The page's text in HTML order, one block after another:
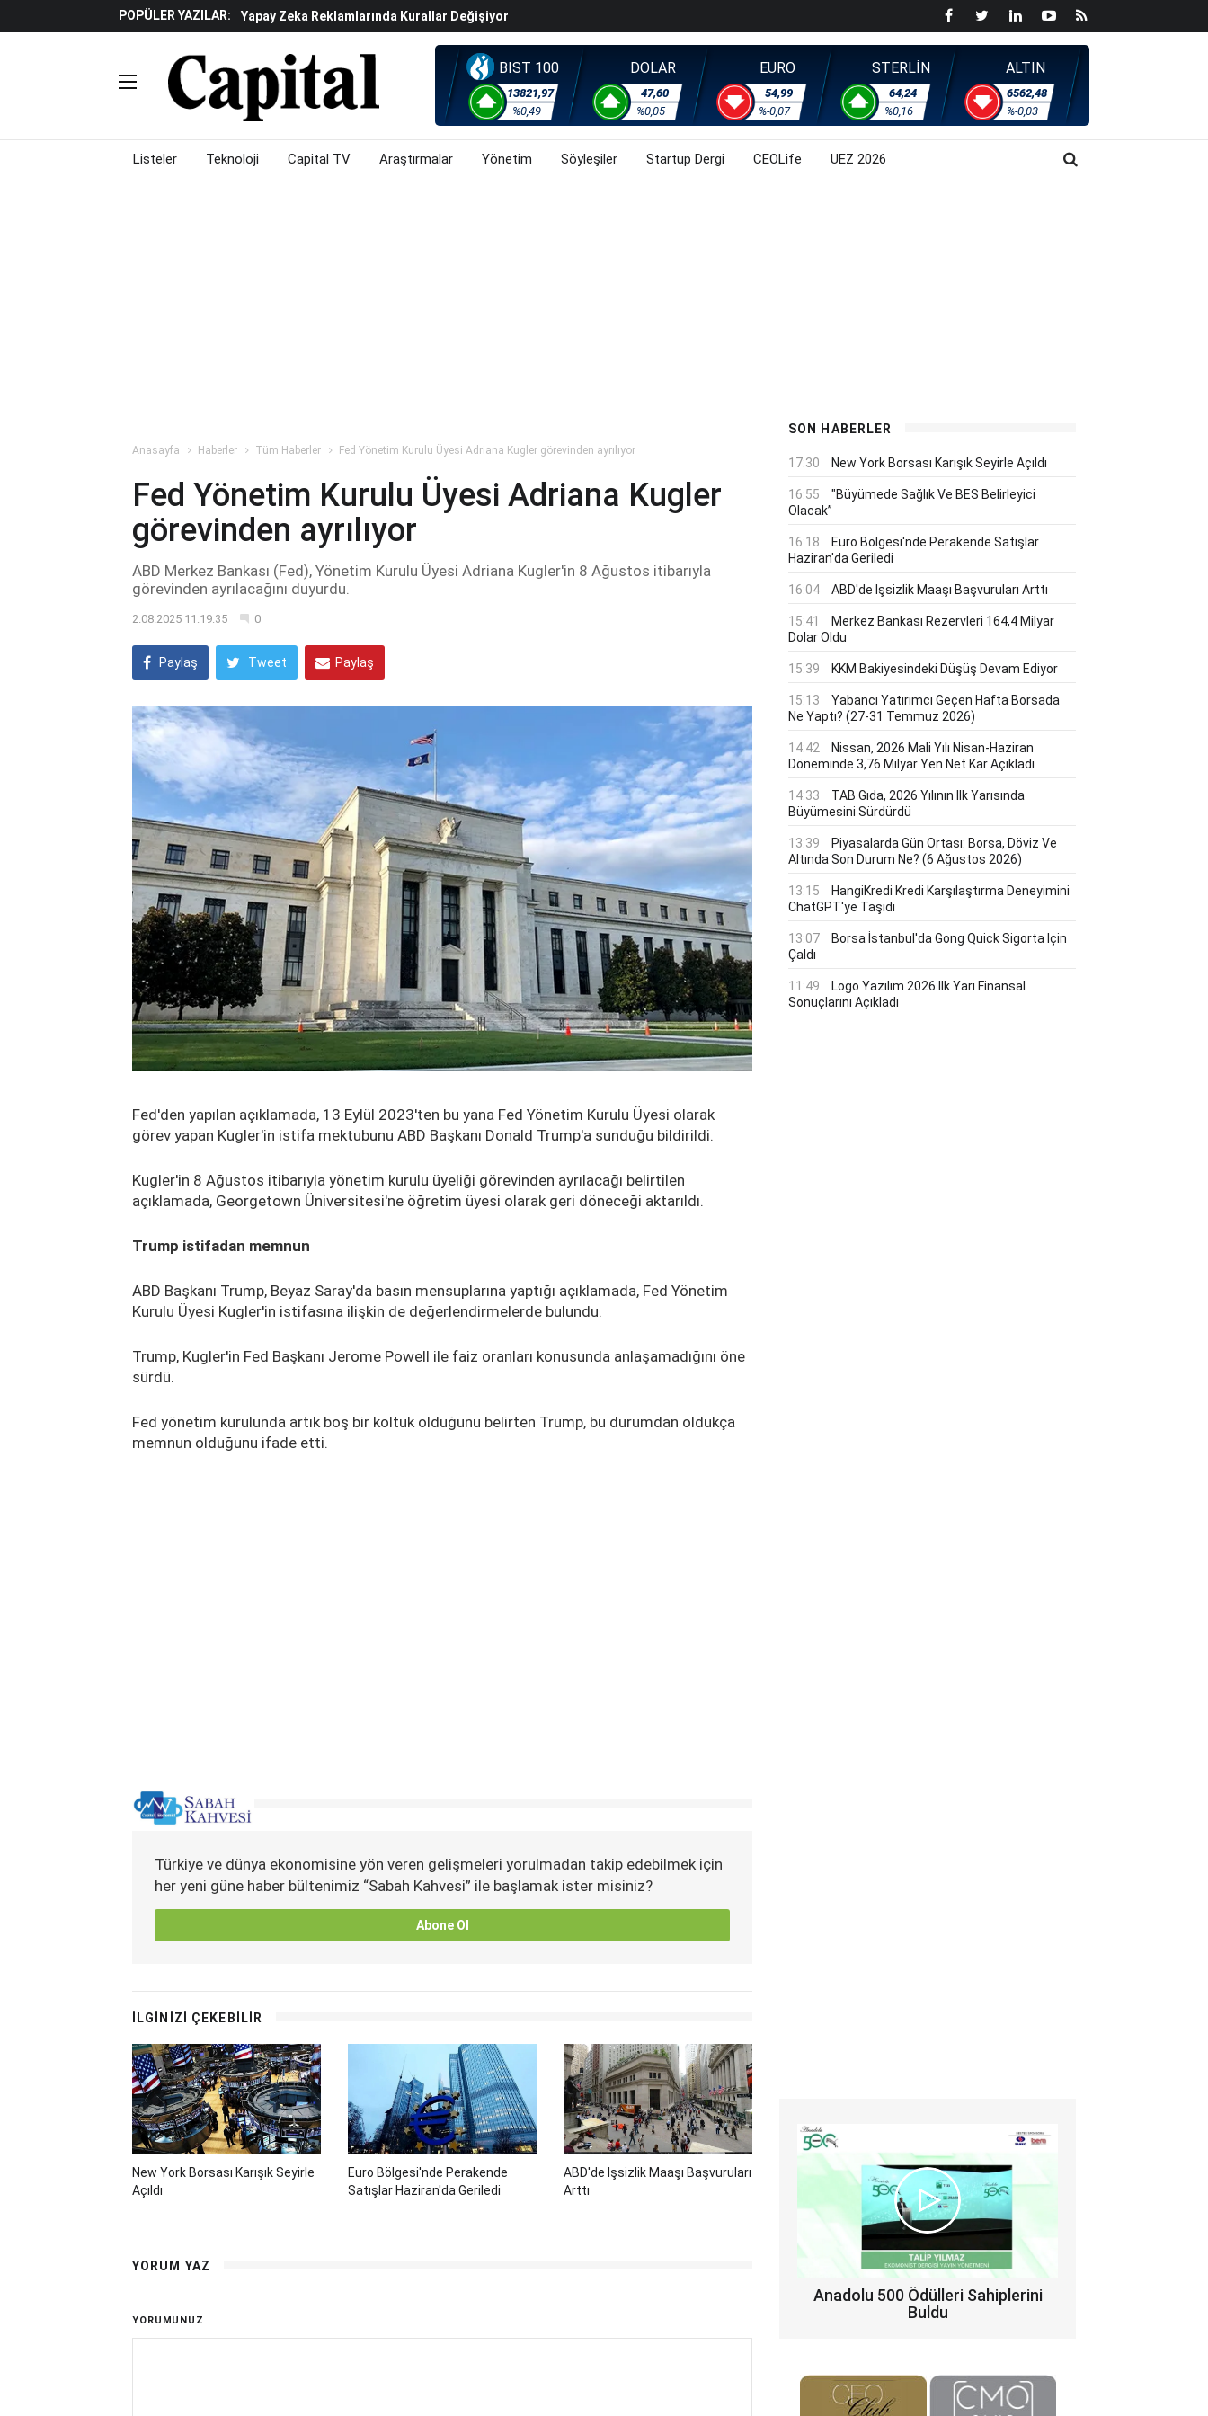
POPÜLER YAZILAR:
Yapay Zeka Reklamlarında Kurallar Değişiyor
Beyaz Eşya Sektöründe Daralma Sürüyor
Döviz Ve Altın Güne Nasıl Başladı? (31 Temmuz 2026)
Küresel Piyasalarda Teknoloji Rallisi Risk Iştahını Artırdı
Piyasalarda Gün Ortası: Borsa, Döviz Ve Altında Son Durum Ne? (31 Temmuz 2026)
BIST 100
13821,97
%0,49
DOLAR
47,60
%0,05
EURO
54,99
%-0,07
STERLİN
64,24
%0,16
ALTIN
6562,48
%-0,03
Listeler Teknoloji Capital TV Araştırmalar Yönetim Söyleşiler Startup Dergi CEOLife UEZ 2026
Anasayfa Haberler Tüm Haberler Fed Yönetim Kurulu Üyesi Adriana Kugler görevinden ayrılıyor
Fed Yönetim Kurulu Üyesi Adriana Kugler
görevinden ayrılıyor
ABD Merkez Bankası (Fed), Yönetim Kurulu Üyesi Adriana Kugler'in 8 Ağustos itibarıyla
görevinden ayrılacağını duyurdu.
2.08.2025 11:19:35 0
Paylaş Tweet Paylaş
Fed'den yapılan açıklamada, 13 Eylül 2023'ten bu yana Fed Yönetim Kurulu Üyesi olarak
görev yapan Kugler'in istifa mektubunu ABD Başkanı Donald Trump'a sunduğu bildirildi.
Kugler'in 8 Ağustos itibarıyla yönetim kurulu üyeliği görevinden ayrılacağı belirtilen
açıklamada, Georgetown Üniversitesi'ne öğretim üyesi olarak geri döneceği aktarıldı.
Trump istifadan memnun
ABD Başkanı Trump, Beyaz Saray'da basın mensuplarına yaptığı açıklamada, Fed Yönetim
Kurulu Üyesi Kugler'in istifasına ilişkin de değerlendirmelerde bulundu.
Trump, Kugler'in Fed Başkanı Jerome Powell ile faiz oranları konusunda anlaşamadığını öne
sürdü.
Fed yönetim kurulunda artık boş bir koltuk olduğunu belirten Trump, bu durumdan oldukça
memnun olduğunu ifade etti.
Türkiye ve dünya ekonomisine yön veren gelişmeleri yorulmadan takip edebilmek için
her yeni güne haber bültenimiz “Sabah Kahvesi” ile başlamak ister misiniz?
Abone Ol
İLGİNİZİ ÇEKEBİLİR
New York Borsası Karışık Seyirle
Açıldı
Euro Bölgesi'nde Perakende
Satışlar Haziran'da Geriledi
ABD'de Işsizlik Maaşı Başvuruları
Arttı
YORUM YAZ
YORUMUNUZ
SON HABERLER
17:30 New York Borsası Karışık Seyirle Açıldı
16:55
"Büyümede Sağlık Ve BES Belirleyici
Olacak”
16:18
Euro Bölgesi'nde Perakende Satışlar
Haziran'da Geriledi
16:04 ABD'de Işsizlik Maaşı Başvuruları Arttı
15:41
Merkez Bankası Rezervleri 164,4 Milyar
Dolar Oldu
15:39 KKM Bakiyesindeki Düşüş Devam Ediyor
15:13
Yabancı Yatırımcı Geçen Hafta Borsada
Ne Yaptı? (27-31 Temmuz 2026)
14:42
Nissan, 2026 Mali Yılı Nisan-Haziran
Döneminde 3,76 Milyar Yen Net Kar Açıkladı
14:33
TAB Gıda, 2026 Yılının Ilk Yarısında
Büyümesini Sürdürdü
13:39
Piyasalarda Gün Ortası: Borsa, Döviz Ve
Altında Son Durum Ne? (6 Ağustos 2026)
13:15
HangiKredi Kredi Karşılaştırma Deneyimini
ChatGPT'ye Taşıdı
13:07
Borsa İstanbul'da Gong Quick Sigorta Için
Çaldı
11:49
Logo Yazılım 2026 Ilk Yarı Finansal
Sonuçlarını Açıkladı
Anadolu 500 Ödülleri Sahiplerini
Buldu